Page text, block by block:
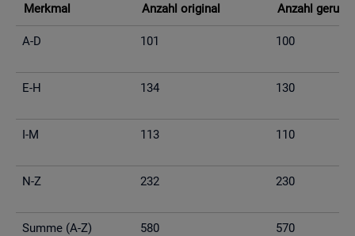
Merk­mal An­zahl ori­gi­nal An­zahl
A-D 101 100
E-H 134 130
I-M 113 110
N-Z 232 230
Summe (A-Z) 580 570